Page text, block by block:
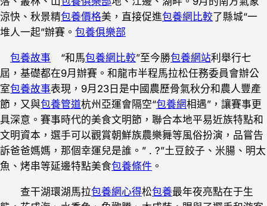
涼快、秋景精包養價格美，直接促進包養網比較了縣城“一
堆人一起”辦賽。 包養俱樂部
包養故事 “和馬包養網比較”至今勝包養網站利舉行七
屆，基礎都在9月辦賽。和龍市半程馬拉松任務委員會辦公
室包養故事表現，9月23日是中國農歷骨氣秋分和農人豐產
節，又與包養管道杭州亞運會隔空“包養網相遇”，讓賽事更
具深意。賽事時代的美食文明節，聯合本地平易近族特點和
文明資本，選手可以觀賞朝鮮族農樂舞等風俗扮演，品嘗告
訴爸爸媽媽，那個幸運兒是誰。” . ?”土豆餃子、米腸、明太
魚、烤串等延邊特點美食包養條件 。
查干湖環湖馬拉包養網心得松包養最年夜亮點在于生